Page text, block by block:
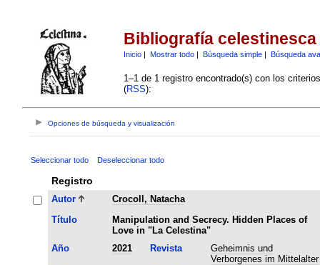
Bibliografía celestinesca
Inicio| Mostrar todo| Búsqueda simple| Búsqueda
1–1 de 1 registro encontrado(s) con los
(RSS):
Opciones de búsqueda y visualización
Seleccionar todo Deseleccionar todo
Registro
Autor
Crocoll, Natacha
Título
Manipulation and Secrecy. Hidden Places of
Love in "La Celestina"
Año
2021 Revista
Geheimnis und
Verborgenes im Mittelalter